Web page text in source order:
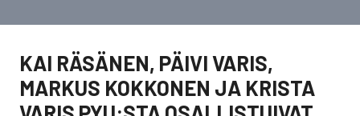
KAI RÄSÄNEN, PÄIVI VARIS,
MARKUS KOKKONEN JA KRISTA